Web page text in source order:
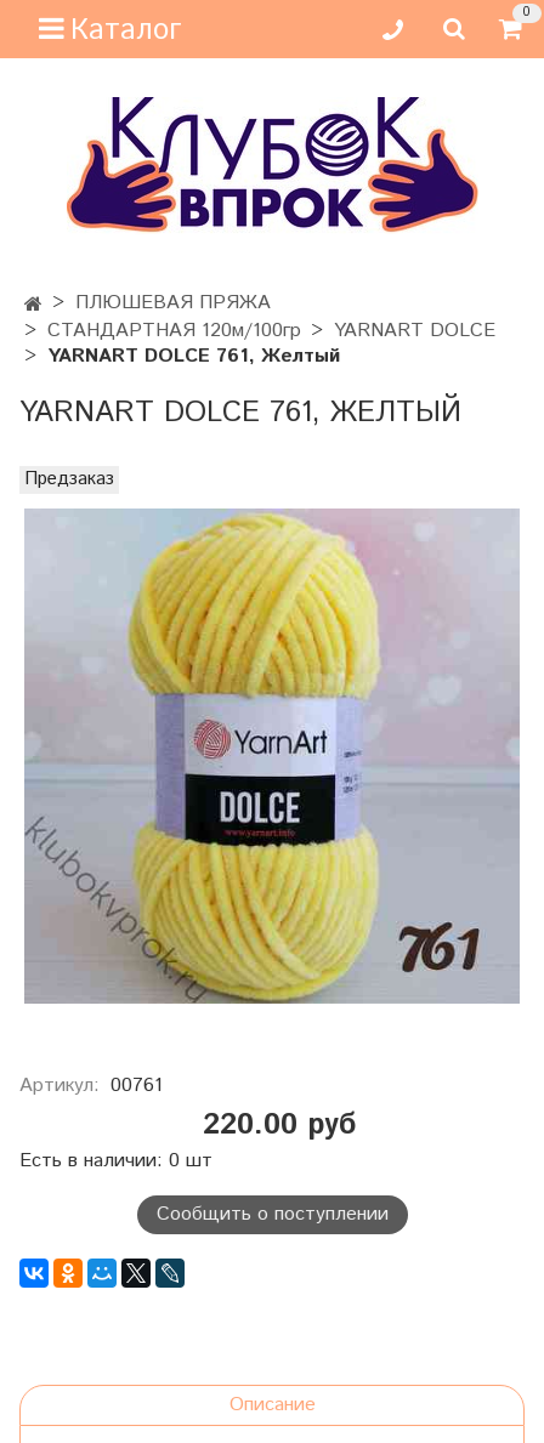
Каталог 0
ПЛЮШЕВАЯ ПРЯЖА
СТАНДАРТНАЯ 120м/100гр
YARNART DOLCE
YARNART DOLCE 761, Желтый
YARNART DOLCE 761, ЖЕЛТЫЙ
Предзаказ
Артикул: 00761
220.00 руб
Есть в наличии: 0 шт
Сообщить о поступлении
Описание